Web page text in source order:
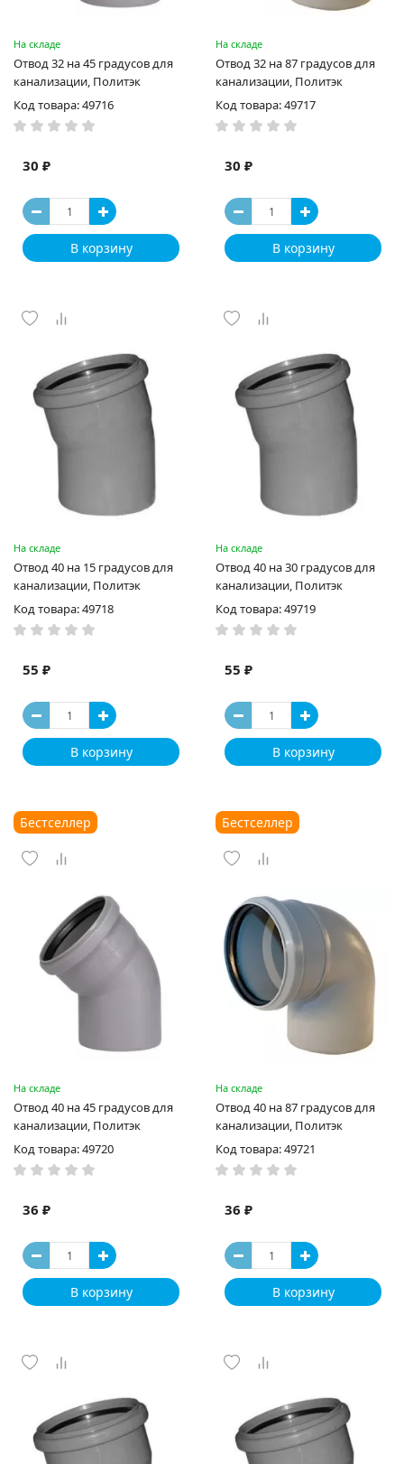
На складе
Отвод 32 на 45 градусов для
канализации, Политэк
Код товара: 49716
30 ₽
В корзину
На складе
Отвод 32 на 87 градусов для
канализации, Политэк
Код товара: 49717
30 ₽
В корзину
На складе
Отвод 40 на 15 градусов для
канализации, Политэк
Код товара: 49718
55 ₽
В корзину
На складе
Отвод 40 на 30 градусов для
канализации, Политэк
Код товара: 49719
55 ₽
В корзину
Бестселлер
На складе
Отвод 40 на 45 градусов для
канализации, Политэк
Код товара: 49720
36 ₽
В корзину
Бестселлер
На складе
Отвод 40 на 87 градусов для
канализации, Политэк
Код товара: 49721
36 ₽
В корзину